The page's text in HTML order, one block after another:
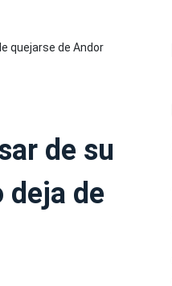
de su
deja de